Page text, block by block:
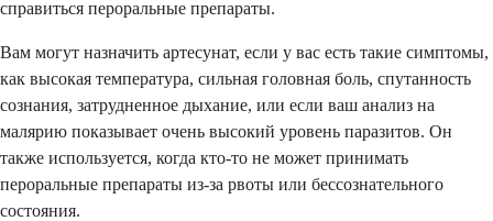
справиться пероральные препараты.
Вам могут назначить артесунат, если у вас есть такие симптомы,
как высокая температура, сильная головная боль, спутанность
сознания, затрудненное дыхание, или если ваш анализ на
малярию показывает очень высокий уровень паразитов. Он
также используется, когда кто-то не может принимать
пероральные препараты из-за рвоты или бессознательного
состояния.